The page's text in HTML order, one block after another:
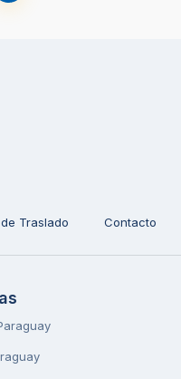
Traslado Contacto